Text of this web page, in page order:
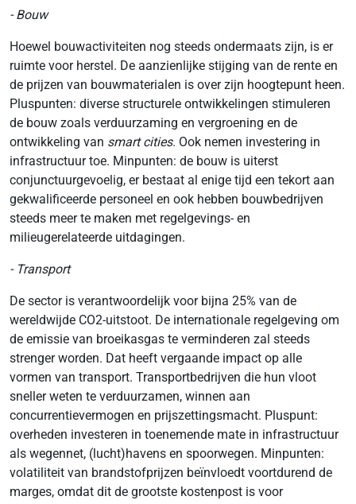
- Bouw
Hoewel bouwactiviteiten nog steeds ondermaats zijn, is er
ruimte voor herstel. De aanzienlijke stijging van de rente en
de prijzen van bouwmaterialen is over zijn hoogtepunt heen.
Pluspunten: diverse structurele ontwikkelingen stimuleren
de bouw zoals verduurzaming en vergroening en de
ontwikkeling van smart cities. Ook nemen investering in
infrastructuur toe. Minpunten: de bouw is uiterst
conjunctuurgevoelig, er bestaat al enige tijd een tekort aan
gekwalificeerde personeel en ook hebben bouwbedrijven
steeds meer te maken met regelgevings- en
milieugerelateerde uitdagingen.
- Transport
De sector is verantwoordelijk voor bijna 25% van de
wereldwijde CO2-uitstoot. De internationale regelgeving om
de emissie van broeikasgas te verminderen zal steeds
strenger worden. Dat heeft vergaande impact op alle
vormen van transport. Transportbedrijven die hun vloot
sneller weten te verduurzamen, winnen aan
concurrentievermogen en prijszettingsmacht. Pluspunt:
overheden investeren in toenemende mate in infrastructuur
als wegennet, (lucht)havens en spoorwegen. Minpunten:
volatiliteit van brandstofprijzen beïnvloedt voortdurend de
marges, omdat dit de grootste kostenpost is voor